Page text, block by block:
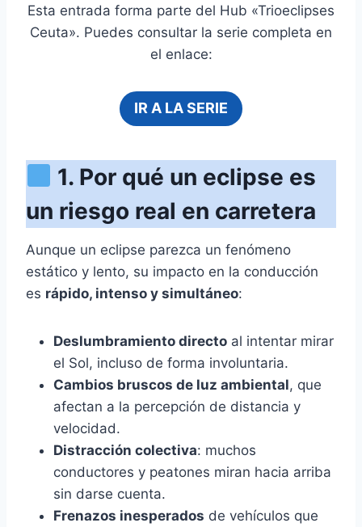
Esta entrada forma parte del Hub «Trioeclipses
Ceuta». Puedes consultar la serie completa en
el enlace:
IR A LA SERIE
1. Por qué un eclipse es
un riesgo real en carretera
Aunque un eclipse parezca un fenómeno
estático y lento, su impacto en la conducción
es rápido, intenso y simultáneo:
Deslumbramiento directo al intentar mirar
el Sol, incluso de forma involuntaria.
Cambios bruscos de luz ambiental, que
afectan a la percepción de distancia y
velocidad.
Distracción colectiva: muchos
conductores y peatones miran hacia arriba
sin darse cuenta.
Frenazos inesperados de vehículos que